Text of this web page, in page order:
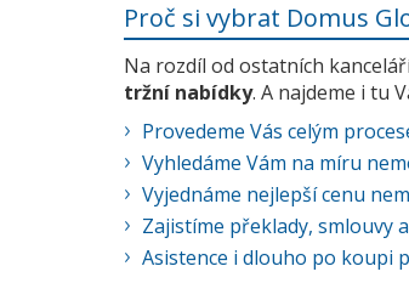
Proč si vybrat Domus
Na rozdíl od ostatních
tržní nabídky. A najdeme i tu
Provedeme Vás celým
Vyhledáme Vám na míru
Vyjednáme nejlepší cenu
Zajistíme překlady, smlouvy
Asistence i dlouho po koupi